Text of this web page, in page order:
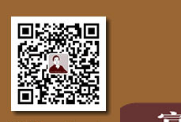
马国强 焦全才